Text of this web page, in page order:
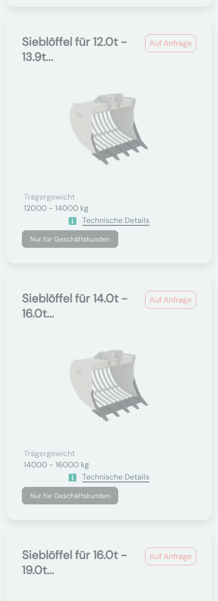
Auf Anfrage
Sieblöffel für 12.0t -
13.9t...
Trägergewicht
12000 - 14000 kg
Technische Details
Nur für Geschäftskunden
Auf Anfrage
Sieblöffel für 14.0t -
16.0t...
Trägergewicht
14000 - 16000 kg
Technische Details
Nur für Geschäftskunden
Auf Anfrage
Sieblöffel für 16.0t -
19.0t...